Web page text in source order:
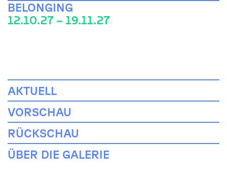
BELONGING
12.10.27 – 19.11.27
AKTUELL
VORSCHAU
RÜCKSCHAU
ÜBER DIE GALERIE